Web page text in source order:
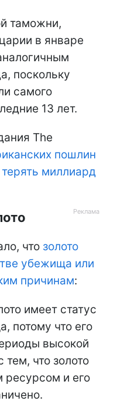
таможни,
в январе
поскольку
самого
13 лет.
The
пошлин
миллиард
что золото
убежища или
причинам:
имеет статус
потому что его
высокой
тем, что золото
ресурсом и его